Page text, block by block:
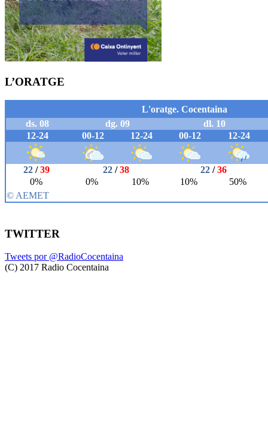
L’ORATGE
TWITTER
Tweets por @RadioCocentaina
(C) 2017 Radio Cocentaina